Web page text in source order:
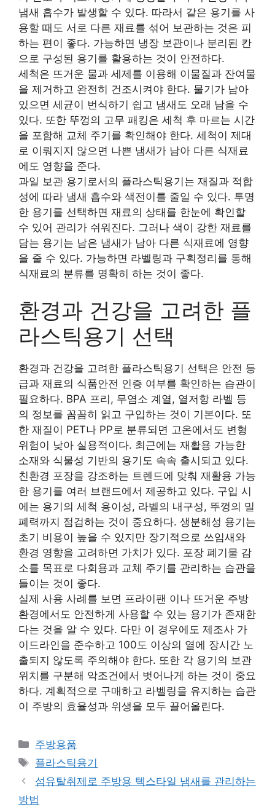
냄새 흡수가 발생할 수 있다. 따라서 같은 용기를 사
용할 때도 서로 다른 재료를 섞어 보관하는 것은 피
하는 편이 좋다. 가능하면 냉장 보관이나 분리된 칸
으로 구성된 용기를 활용하는 것이 안전하다.
세척은 뜨거운 물과 세제를 이용해 이물질과 잔여물
을 제거하고 완전히 건조시켜야 한다. 물기가 남아
있으면 세균이 번식하기 쉽고 냄새도 오래 남을 수
있다. 또한 뚜껑의 고무 패킹은 세척 후 마르는 시간
을 포함해 교체 주기를 확인해야 한다. 세척이 제대
로 이뤄지지 않으면 나쁜 냄새가 남아 다른 식재료
에도 영향을 준다.
과일 보관 용기로서의 플라스틱용기는 재질과 적합
성에 따라 냄새 흡수와 색전이를 줄일 수 있다. 투명
한 용기를 선택하면 재료의 상태를 한눈에 확인할
수 있어 관리가 쉬워진다. 그러나 색이 강한 재료를
담는 용기는 남은 냄새가 남아 다른 식재료에 영향
을 줄 수 있다. 가능하면 라벨링과 구획정리를 통해
식재료의 분류를 명확히 하는 것이 좋다.
환경과 건강을 고려한 플
라스틱용기 선택
환경과 건강을 고려한 플라스틱용기 선택은 안전 등
급과 재료의 식품안전 인증 여부를 확인하는 습관이
필요하다. BPA 프리, 무염소 계열, 열저항 라벨 등
의 정보를 꼼꼼히 읽고 구입하는 것이 기본이다. 또
한 재질이 PET나 PP로 분류되면 고온에서도 변형
위험이 낮아 실용적이다. 최근에는 재활용 가능한
소재와 식물성 기반의 용기도 속속 출시되고 있다.
친환경 포장을 강조하는 트렌드에 맞춰 재활용 가능
한 용기를 여러 브랜드에서 제공하고 있다. 구입 시
에는 용기의 세척 용이성, 라벨의 내구성, 뚜껑의 밀
폐력까지 점검하는 것이 중요하다. 생분해성 용기는
초기 비용이 높을 수 있지만 장기적으로 쓰임새와
환경 영향을 고려하면 가치가 있다. 포장 폐기물 감
소를 목표로 다회용과 교체 주기를 관리하는 습관을
들이는 것이 좋다.
실제 사용 사례를 보면 프라이팬 이나 뜨거운 주방
환경에서도 안전하게 사용할 수 있는 용기가 존재한
다는 것을 알 수 있다. 다만 이 경우에도 제조사 가
이드라인을 준수하고 100도 이상의 열에 장시간 노
출되지 않도록 주의해야 한다. 또한 각 용기의 보관
위치를 구분해 악조건에서 벗어나게 하는 것이 중요
하다. 계획적으로 구매하고 라벨링을 유지하는 습관
이 주방의 효율성과 위생을 모두 끌어올린다.
카
테
리
주방용품
태
그
플라스틱용기
섬유탈취제로 주방용 텍스타일 냄새를 관리하는
방법